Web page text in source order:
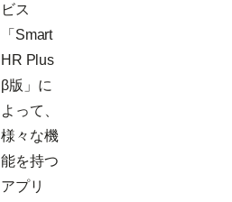
ビス
「Smart
HR Plus
β版」に
よって、
様々な機
能を持つ
アプリ